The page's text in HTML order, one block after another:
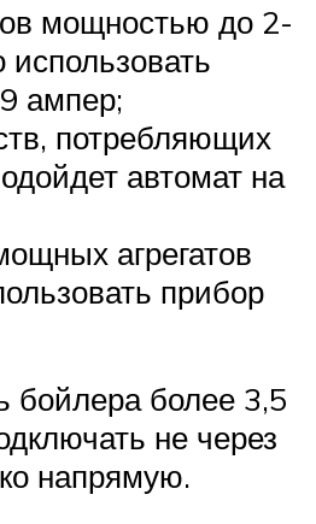
мощностью до 2-
ампер;
потребляющих
автомат на
агрегатов
прибор
бойлера более 3,5
не через
напрямую.